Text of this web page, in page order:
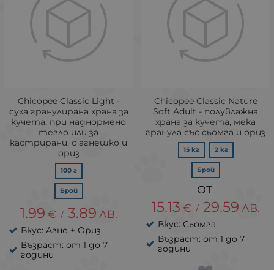
Chicopee Classic Light -
суха гранулирана храна за
кучета, при наднормено
тегло или за
кастрирани, с агнешко и
ориз
100 г
Брой
1.99 € / 3.89 ЛВ.
Вкус: Агне + Ориз
Възраст: от 1 до 7
години
Chicopee Classic Nature
Soft Adult - полувлажна
храна за кучета, мека
гранула със сьомга и ориз
15 кг 2 кг
Брой
15.13 € / 29.59 ЛВ.
Вкус: Сьомга
Възраст: от 1 до 7
години